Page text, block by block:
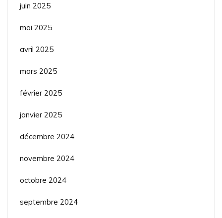
juin 2025
mai 2025
avril 2025
mars 2025
février 2025
janvier 2025
décembre 2024
novembre 2024
octobre 2024
septembre 2024